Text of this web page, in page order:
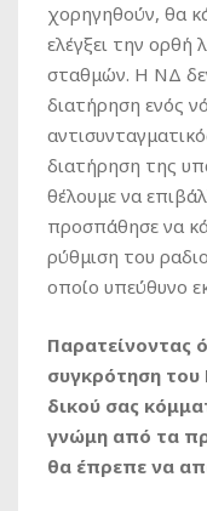
χορηγηθούν, θα
ελέγξει την ορθή
σταθμών. Η ΝΔ
διατήρηση ενός
διατήρηση της
θέλουμε να
προσπάθησε να
ρύθμιση του
οποίο υπεύθυνο
Παρατείνοντας
συγκρότηση του
δικού σας
γνώμη από τα
θα έπρεπε να